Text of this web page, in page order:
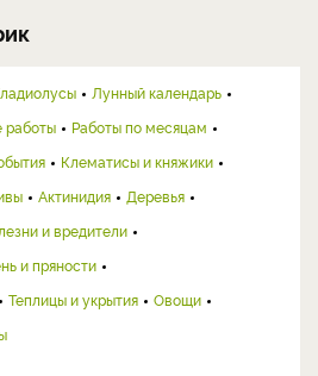
Лунный календарь
работы
Работы по месяцам
Клематисы и княжики
Актинидия
Деревья
и вредители
и пряности
Теплицы и укрытия
Овощи